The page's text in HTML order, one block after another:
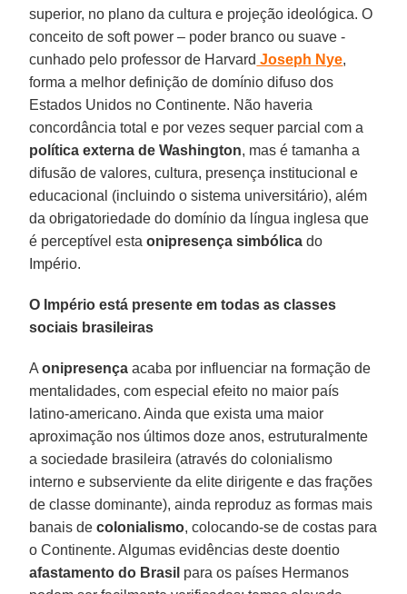
superior, no plano da cultura e projeção ideológica. O
conceito de soft power – poder branco ou suave -
cunhado pelo professor de Harvard Joseph Nye,
forma a melhor definição de domínio difuso dos
Estados Unidos no Continente. Não haveria
concordância total e por vezes sequer parcial com a
política externa de Washington, mas é tamanha a
difusão de valores, cultura, presença institucional e
educacional (incluindo o sistema universitário), além
da obrigatoriedade do domínio da língua inglesa que
é perceptível estaonipresença simbólica do
Império.
O Império está presente em todas as classes
sociais brasileiras
Aonipresença acaba por influenciar na formação de
mentalidades, com especial efeito no maior país
latino-americano. Ainda que exista uma maior
aproximação nos últimos doze anos, estruturalmente
a sociedade brasileira (através do colonialismo
interno e subserviente da elite dirigente e das frações
de classe dominante), ainda reproduz as formas mais
banais decolonialismo, colocando-se de costas para
o Continente. Algumas evidências deste doentio
afastamento do Brasil para os países Hermanos